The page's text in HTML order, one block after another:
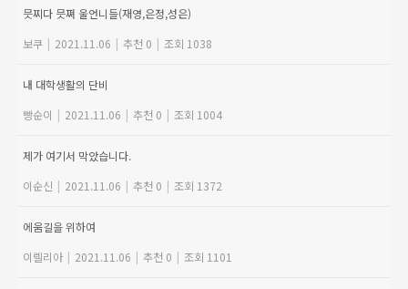
믓찌다 믓쪄 울언니들(재영,은정,성은)
보쿠 | 2021.11.06 | 추천 0 | 조회 1038
내 대학생활의 단비
빵순이 | 2021.11.06 | 추천 0 | 조회 1004
제가 여기서 막았습니다.
이순신 | 2021.11.06 | 추천 0 | 조회 1372
에움길을 위하여
이렐리아 | 2021.11.06 | 추천 0 | 조회 1101